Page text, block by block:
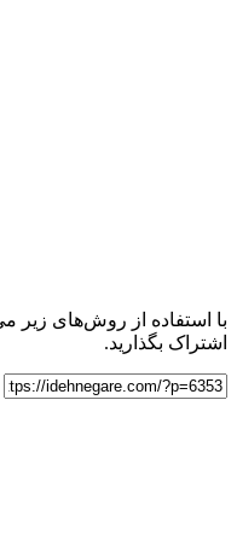
با استفاده از روش‌های زیر
اشتراک بگذارید.